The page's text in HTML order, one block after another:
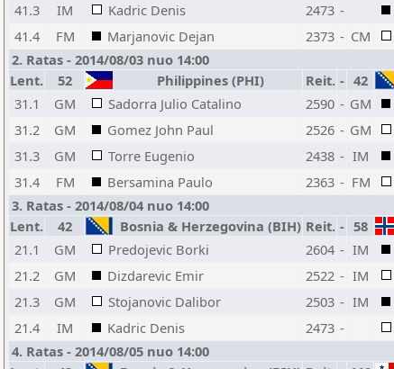
41.3
IM Kadric Denis 2473 -
41.4
FM Marjanovic Dejan 2373 - CM
2. Ratas - 2014/08/03 nuo 14:00
Lent.
52 Philippines (PHI) Reit. - 42
31.1
GM Sadorra Julio Catalino 2590 - GM
31.2
GM Gomez John Paul 2526 - GM
31.3
GM Torre Eugenio 2438 - IM
31.4
FM Bersamina Paulo 2363 - FM
3. Ratas - 2014/08/04 nuo 14:00
Lent.
42 Bosnia & Herzegovina (BIH) Reit. - 58
21.1
GM Predojevic Borki 2604 - IM
21.2
GM Dizdarevic Emir 2522 - IM
21.3
GM Stojanovic Dalibor 2503 - IM
21.4
IM Kadric Denis 2473 -
4. Ratas - 2014/08/05 nuo 14:00